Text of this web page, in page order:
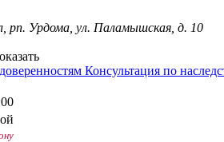
рп. Урдома, ул. Паламышская, д. 10
Консультация по